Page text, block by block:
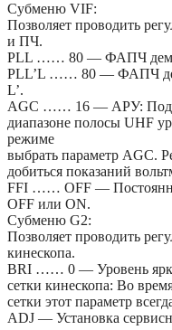
Субменю VIF:
Позволяет проводить
и ПЧ.
PLL …… 80 — ФАПЧ
PLL’L …… 80 — ФАПЧ
L’.
AGC …… 16 — АРУ:
диапазоне полосы UHF
режиме
выбрать параметр AGC.
добиться показаний
FFI …… OFF —
OFF или ON.
Субменю G2:
Позволяет проводить
кинескопа.
BRI …… 0 — Уровень
сетки кинескопа: Во
сетки этот параметр
ADJ — Установка